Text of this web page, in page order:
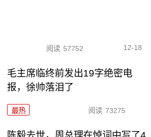
阅读 57752 12-18
毛主席临终前发出19字绝密电
报，徐帅落泪了
最热 阅读 73275